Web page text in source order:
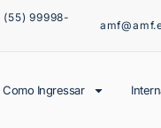
(55) 99998-
Como Ingressar